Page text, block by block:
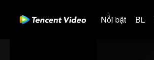
Nổi bật BL